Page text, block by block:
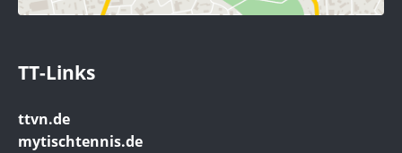
TT-Links
ttvn.de
mytischtennis.de